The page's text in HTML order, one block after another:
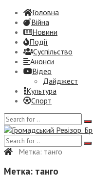
Головна
Війна
Новини
Події
Суспiльство
Анонси
Відео
Дайджест
Культура
Спорт
Метка: танго
Метка: танго